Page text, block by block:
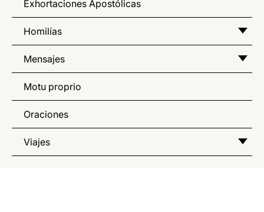
Exhortaciones Apostólicas
Homilías
Mensajes
Motu proprio
Oraciones
Viajes